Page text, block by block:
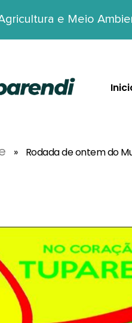
e Meio
» Rodada de ontem do